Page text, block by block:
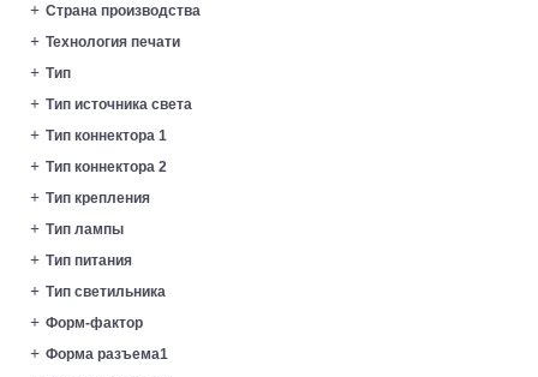
Страна производства
Технология печати
Тип
Тип источника света
Тип коннектора 1
Тип коннектора 2
Тип крепления
Тип лампы
Тип питания
Тип светильника
Форм-фактор
Форма разъема1